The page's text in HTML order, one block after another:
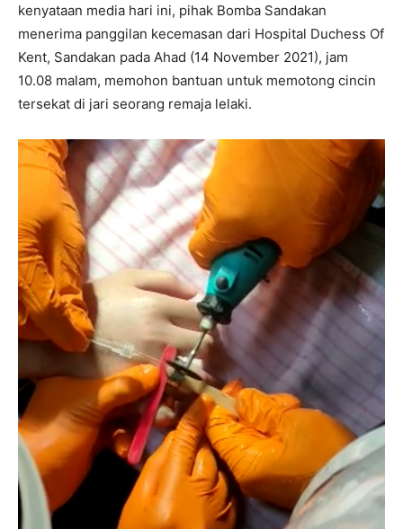
kenyataan media hari ini, pihak Bomba Sandakan
menerima panggilan kecemasan dari Hospital Duchess Of
Kent, Sandakan pada Ahad (14 November 2021), jam
10.08 malam, memohon bantuan untuk memotong cincin
tersekat di jari seorang remaja lelaki.